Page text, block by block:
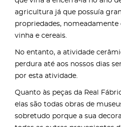
agricultura já que possuía
propriedades,
vinha e cereais.
No entanto, a atividade
perdura até aos nossos dias
por esta atividade.
Quanto às peças da Real
elas são todas obras de
sobretudo porque a sua